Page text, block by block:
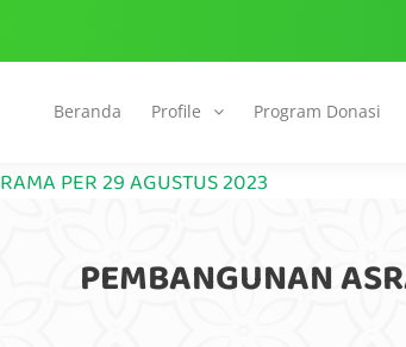
Beranda Profile Program Donasi
PER 29 AGUSTUS 2023
PEMBANGUNAN